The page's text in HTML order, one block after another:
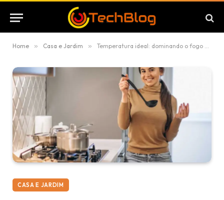
Home » Casa e Jardim » Temperatura ideal: dominando o fogo para cozinhar como um chef
CASA E JARDIM